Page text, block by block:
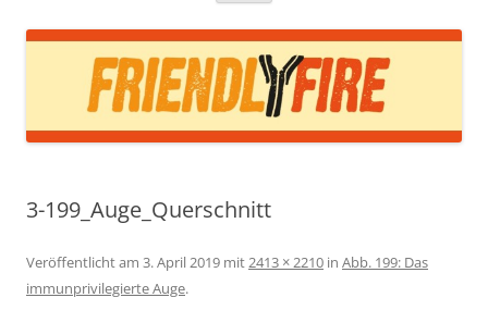
3-199_Auge_Querschnitt
Veröffentlicht am 3. April 2019 mit2413 × 2210 in Abb. 199: Das
immunprivilegierte Auge.